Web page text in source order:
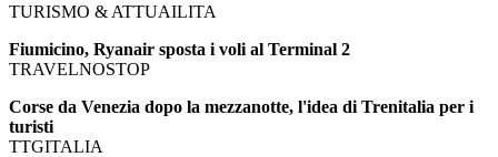
TURISMO & ATTUAILITA
Fiumicino, Ryanair sposta i voli al Terminal 2
TRAVELNOSTOP
Corse da Venezia dopo la mezzanotte, l'idea di Trenitalia per i
turisti
TTGITALIA